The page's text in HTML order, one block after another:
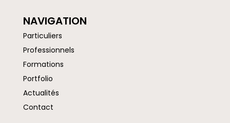
NAVIGATION
Particuliers
Professionnels
Formations
Portfolio
Actualités
Contact